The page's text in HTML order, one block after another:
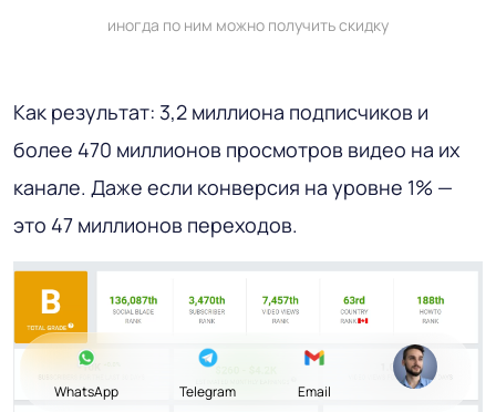
иногда по ним можно получить скидку
Как результат: 3,2 миллиона подписчиков и
более 470 миллионов просмотров видео на их
канале. Даже если конверсия на уровне 1% —
это 47 миллионов переходов.
WhatsApp Telegram Email